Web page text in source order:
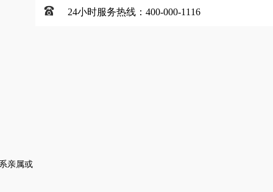
亲属或
24小时服务热线：400-000-1116